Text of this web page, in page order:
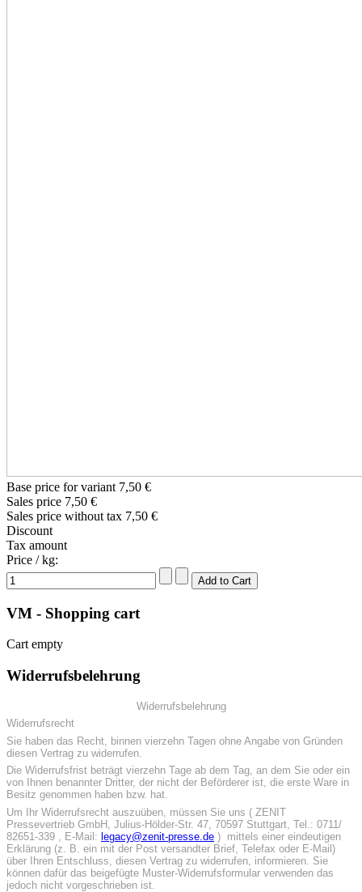
Base price for variant 7,50 €
Sales price 7,50 €
Sales price without tax 7,50 €
Discount
Tax amount
Price / kg:
VM - Shopping cart
Cart empty
Widerrufsbelehrung
Widerrufsbelehrung
Widerrufsrecht
Sie haben das Recht, binnen vierzehn Tagen ohne Angabe von Gründen
diesen Vertrag zu widerrufen.
Die Widerrufsfrist beträgt vierzehn Tage ab dem Tag, an dem Sie oder ein
von Ihnen benannter Dritter, der nicht der Beförderer ist, die erste Ware in
Besitz genommen haben bzw. hat.
Um Ihr Widerrufsrecht auszuüben, müssen Sie uns ( ZENIT
Pressevertrieb GmbH, Julius-Hölder-Str. 47, 70597 Stuttgart, Tel.: 0711/
82651-339 , E-Mail: legacy@zenit-presse.de ) mittels einer eindeutigen
Erklärung (z. B. ein mit der Post versandter Brief, Telefax oder E-Mail)
über Ihren Entschluss, diesen Vertrag zu widerrufen, informieren. Sie
können dafür das beigefügte Muster-Widerrufsformular verwenden das
jedoch nicht vorgeschrieben ist.